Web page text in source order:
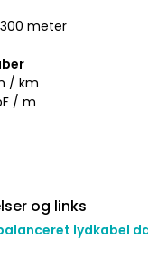
meter
/ km
/ m
og links
balanceret lydkabel